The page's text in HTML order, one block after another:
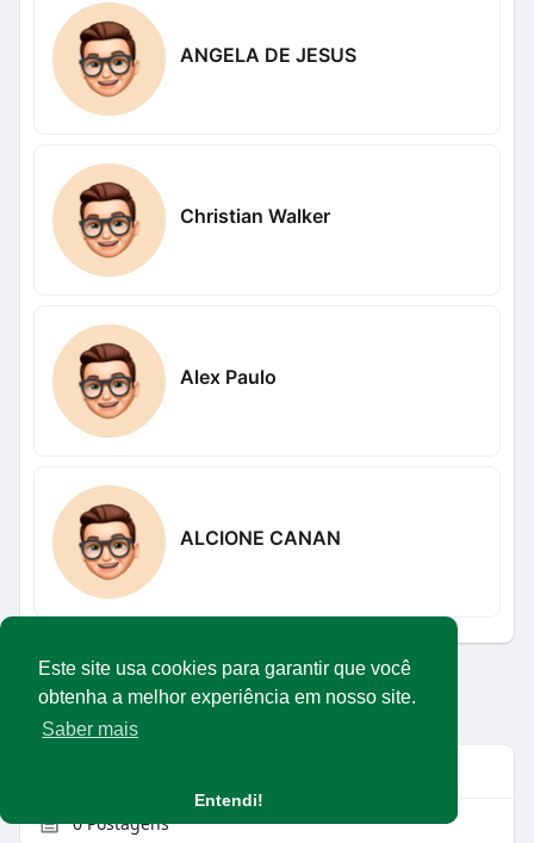
Este site usa cookies para garantir que você
obtenha a melhor experiência em nosso site.
Saber mais
Entendi!
ANGELA DE JESUS
Christian Walker
Alex Paulo
ALCIONE CANAN
Carregar mais usuários
0Postagens